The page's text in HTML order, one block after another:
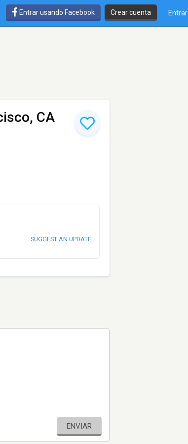
Entrar usando Facebook Crear cuenta Entrar
CA
SUGGEST AN UPDATE
ENVIAR